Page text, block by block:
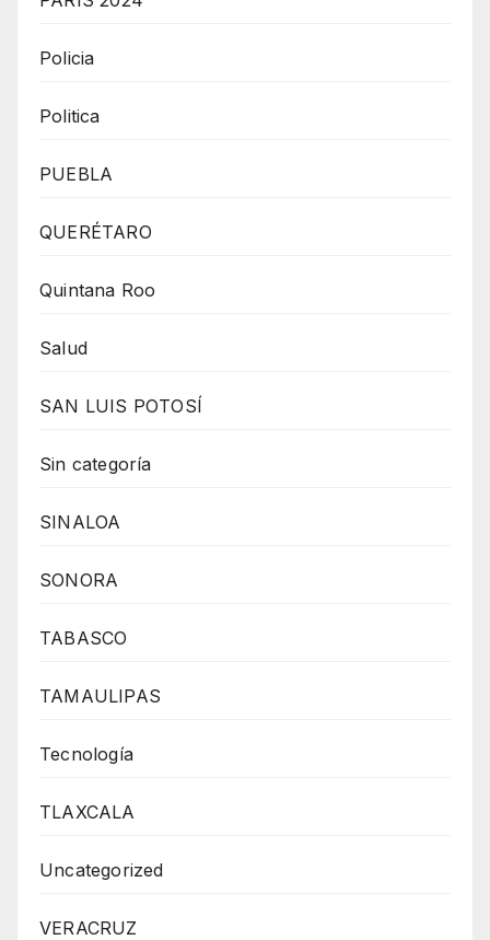
Policia
Politica
PUEBLA
QUERÉTARO
Quintana Roo
Salud
SAN LUIS POTOSÍ
Sin categoría
SINALOA
SONORA
TABASCO
TAMAULIPAS
Tecnología
TLAXCALA
Uncategorized
VERACRUZ